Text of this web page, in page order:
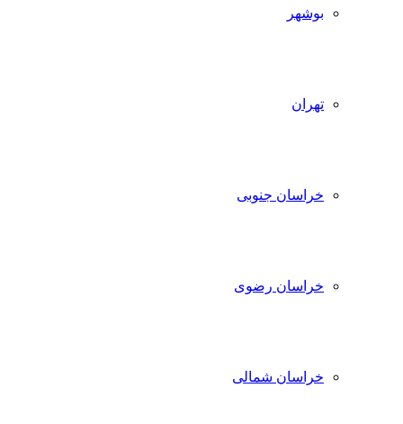
بوشهر
تهران
خراسان جنوبی
خراسان رضوی
خراسان شمالی